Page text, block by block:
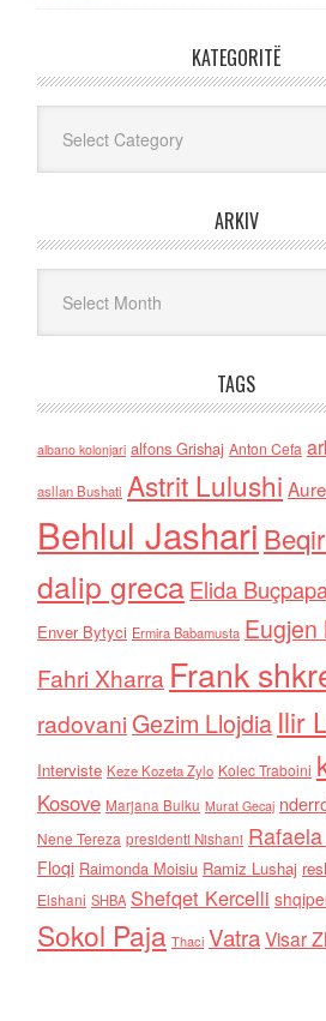
KATEGORITË
ARKIV
TAGS
albano kolonjari alfons Grishaj Anton Cefa
asllan Bushati Astrit Lulushi
Behlul Jashari
dalip grecaElida
Enver Bytyci Ermira Babamusta Eugjen
Fahri Xharra Frank
radovaniGezim Llojdia Ilir
Interviste Keze Kozeta Zylo Kolec Traboini
Kosove Marjana Bulku Murat Gecaj
Nene Tereza presidenti Nishani
Floqi Raimonda Moisiu Ramiz Lushaj
Elshani SHBA Shefqet Kercelli
Sokol Paja Thaci VatraVisar